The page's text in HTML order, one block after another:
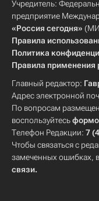
Учредитель:
предприятие
«Россия сегодня»
Правила
Политика
Правила применения
Главный редактор:
Адрес электронной
По вопросам
воспользуйтесь
Телефон Редакции: 7
Чтобы связаться с
замеченных ошибках,
связи.